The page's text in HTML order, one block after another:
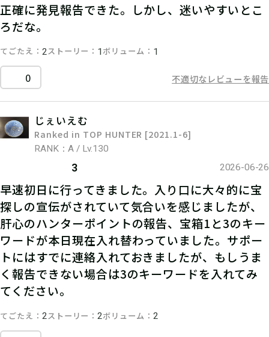
正確に発見報告できた。しかし、迷いやすいとこ
ろだな。
てごたえ 2ストーリー 1 ボリューム 1
0 不適切なレビューを報告
じぇいえむ
Ranked in TOP HUNTER [2021.1-6]
RANK：A / Lv.130
3 2026-06-26
早速初日に行ってきました。入り口に大々的に宝
探しの宣伝がされていて気合いを感じましたが、
肝心のハンターポイントの報告、宝箱1と3のキー
ワードが本日現在入れ替わっていました。サポー
トにはすでに連絡入れておきましたが、もしうま
く報告できない場合は3のキーワードを入れてみ
てください。
てごたえ 2ストーリー 2ボリューム 2